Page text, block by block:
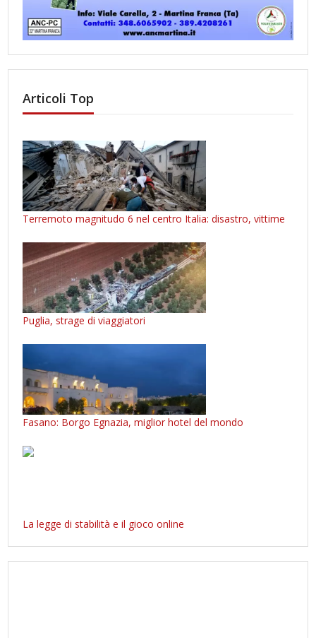
Articoli Top
Terremoto magnitudo 6 nel centro Italia: disastro, vittime
Puglia, strage di viaggiatori
Fasano: Borgo Egnazia, miglior hotel del mondo
La legge di stabilità e il gioco online